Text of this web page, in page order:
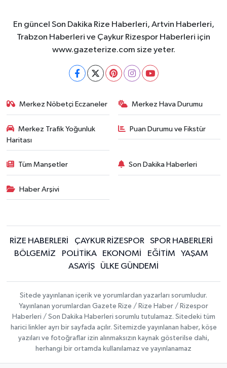
En güncel Son Dakika Rize Haberleri, Artvin Haberleri,
Trabzon Haberleri ve Çaykur Rizespor Haberleri için
www.gazeterize.com size yeter.
Merkez Nöbetçi Eczaneler Merkez Hava Durumu
Merkez Trafik Yoğunluk
Haritası
Puan Durumu ve Fikstür
Tüm Manşetler Son Dakika Haberleri
Haber Arşivi
RİZE HABERLERİ ÇAYKUR RİZESPOR
SPOR HABERLERİ
BÖLGEMİZ
POLİTİKA EKONOMİ EĞİTİM
YAŞAM
ASAYİŞ
ÜLKE GÜNDEMİ
Sitede yayınlanan içerik ve yorumlardan yazarları sorumludur.
Yayınlanan yorumlardan Gazete Rize / Rize Haber / Rizespor
Haberleri / Son Dakika Haberleri sorumlu tutulamaz. Sitedeki tüm
harici linkler ayrı bir sayfada açılır. Sitemizde yayınlanan haber, köşe
yazıları ve fotoğraflar izin alınmaksızın kaynak gösterilse dahi,
herhangi bir ortamda kullanılamaz ve yayınlanamaz